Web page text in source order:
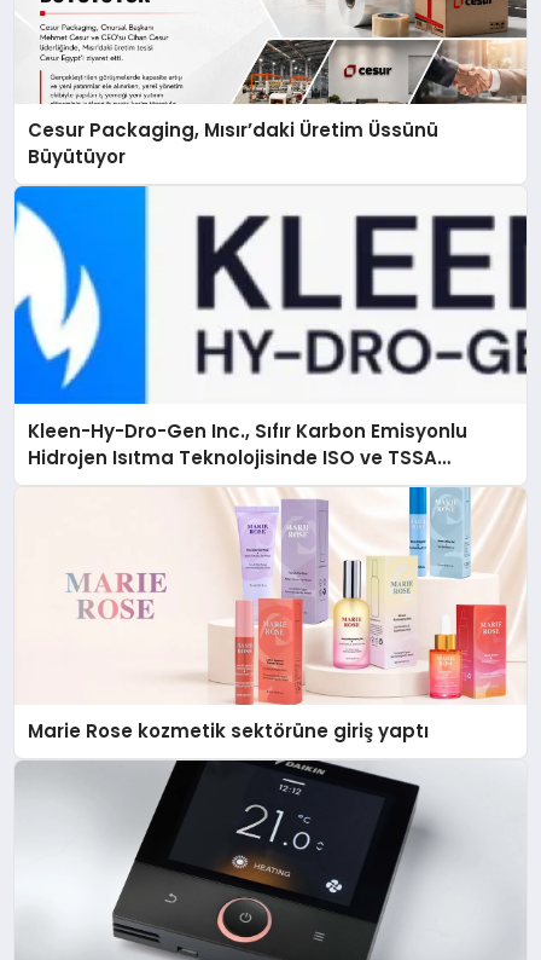
Cesur Packaging, Mısır’daki Üretim Üssünü
Büyütüyor
Kleen-Hy-Dro-Gen Inc., Sıfır Karbon Emisyonlu
Hidrojen Isıtma Teknolojisinde ISO ve TSSA
Düzenleyici Onaylarını Aldı
Marie Rose kozmetik sektörüne giriş yaptı